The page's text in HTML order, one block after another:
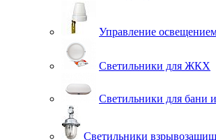
Управление
Светильники для ЖКХ
Светильники для бани
Светильники